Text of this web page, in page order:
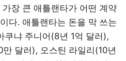
장 큰 애틀랜타가 어떤 계약
다. 애틀랜타는 돈을 막 쓰는
쿠냐 주니어(8년 1억 달러),
달러), 오스틴 라일리(10년